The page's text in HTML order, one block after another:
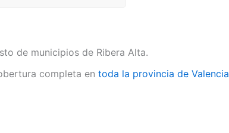
de municipios de Ribera Alta.
completa en toda la provincia de Valencia